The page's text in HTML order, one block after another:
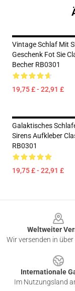
Vintage Schlaf Mit
Geschenk Fot Sie
Becher RB0301
19,75 £ - 22,91 £
Galaktisches
Sirens Aufkleber
RB0301
19,75 £ - 22,91 £
Weltweiter
Wir versenden in
Internationale
Im Nutzungsland